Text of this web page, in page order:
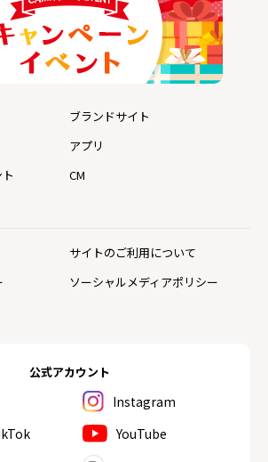
公式アカウント
Instagram
YouTube
ブランドサイト
アプリ
CM
サイトのご利用について
ソーシャルメディアポリシー